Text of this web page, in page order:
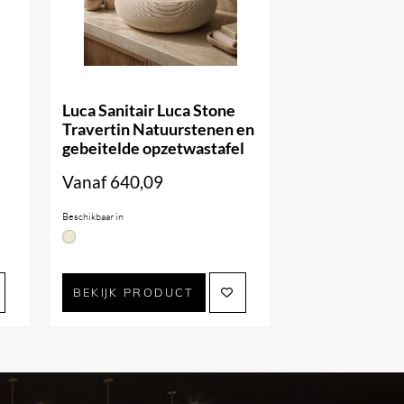
Luca Sanitair Luca Stone
Travertin Natuurstenen en
gebeitelde opzetwastafel
Vanaf640,09
Beschikbaar in
BEKIJK PRODUCT